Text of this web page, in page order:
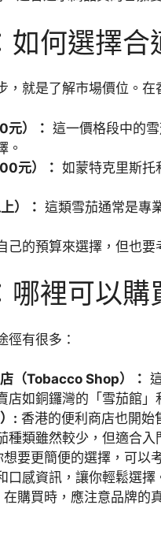
如何選擇合
，就是了解市場價位。在
元）： 這一價格段中的
。
元）： 如蒙特克里斯托
）： 這類雪茄通常是專
己的預算來選擇，但也要
哪裡可以購
徑有很多：
（Tobacco Shop）：
店如銅鑼灣的「雪茄館」
: 香港的便利商店也開始
種類雖然較少，但適合入
想要更簡便的選擇，可以
口感資訊，讓你輕鬆選擇
在購買時，應注意品牌的